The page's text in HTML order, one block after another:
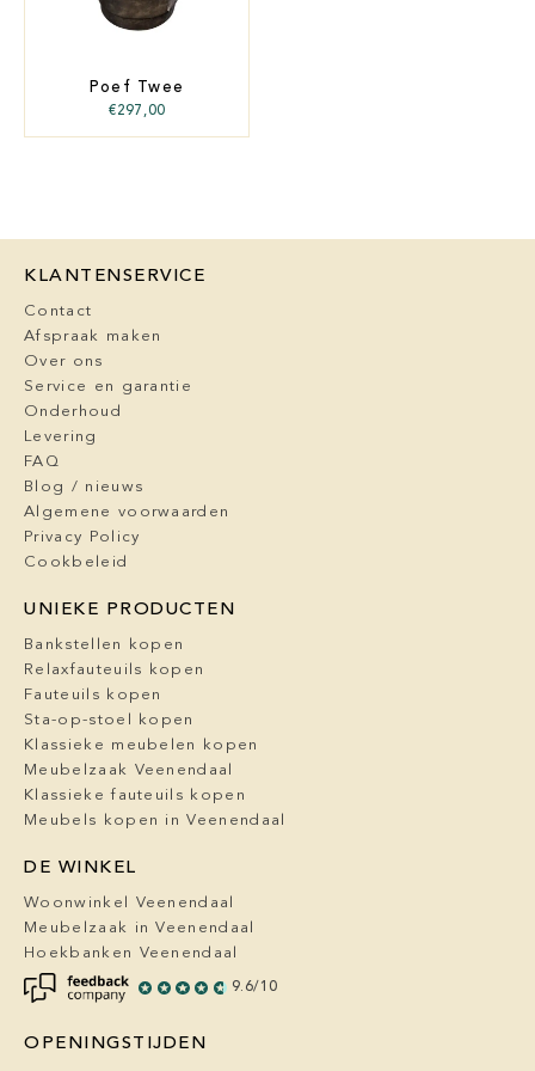
Poef Twee
€297,00
KLANTENSERVICE
Contact
Afspraak maken
Over ons
Service en garantie
Onderhoud
Levering
FAQ
Blog / nieuws
Algemene voorwaarden
Privacy Policy
Cookbeleid
UNIEKE PRODUCTEN
Bankstellen kopen
Relaxfauteuils kopen
Fauteuils kopen
Sta-op-stoel kopen
Klassieke meubelen kopen
Meubelzaak Veenendaal
Klassieke fauteuils kopen
Meubels kopen in Veenendaal
DE WINKEL
Woonwinkel Veenendaal
Meubelzaak in Veenendaal
Hoekbanken Veenendaal
9.6/10
OPENINGSTIJDEN